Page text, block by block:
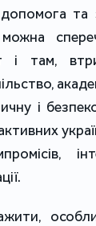
та
і там,
і